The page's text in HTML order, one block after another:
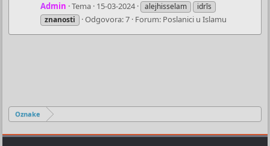
Admin Tema 15-03-2024 alejhisselam
idrīs
znanosti
Odgovora: 7 Forum: Poslanici u Islamu
Oznake